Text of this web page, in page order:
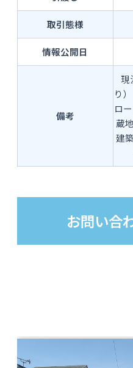
取引態様
情報公開日
備考
現
り
ロ
蔵
建
お問い合